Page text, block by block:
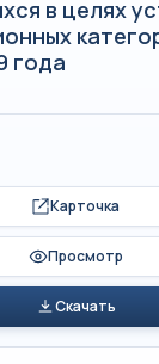
в целях
года
Карточка
Просмотр
Скачать